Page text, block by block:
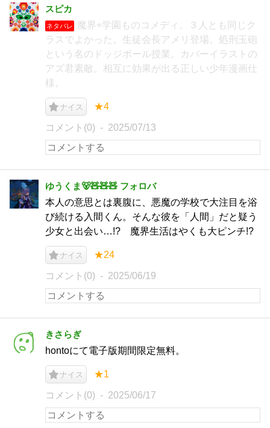
スピカ
ネタバレ
魔界+学園ものコメディ。３人とも同じク
ラスでよかった。生徒会長アメリ登場。処刑玉砲
という名のドッジボール授業。カバーイラストの
アズ君素敵。相互に効果が出る正しい少年漫画仕
様。
ナイス ★4
コメント(0) 2025/07/13
ゆうくま🐻🧸🧸🧸 フォロバ
本人の意思とは裏腹に、悪魔の学校で大注目を浴
び続ける入間くん。そんな彼を「人間」だと疑う
少女と出会い…!? 魔界生活はやくも大ピンチ!?
ナイス ★24
コメント(0) 2025/06/19
きさらぎ
hontoにて電子版期間限定無料。
ナイス ★1
コメント(0) 2025/06/17